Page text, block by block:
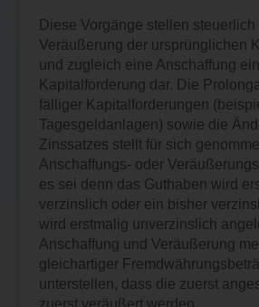
Diese Vorgänge stellen steuerlich
Veräußerung der ursprünglichen
und zugleich eine Anschaffung
Kapitalforderung dar. Die
fälliger Kapitalforderungen
Tagesgeldanlagen) sowie die
Zinssatzes stellt für sich
Anschaffungs- oder
es sei denn das Guthaben wird
verzinslich oder ein bisher
wird erstmalig unverzinslich
Anschaffung und Veräußerung
gleichartiger
unterstellen, dass die zuerst
zuerst veräußert werden.